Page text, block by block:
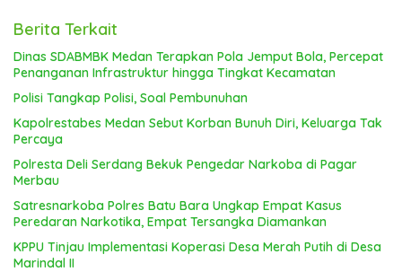
Berita Terkait
Dinas SDABMBK Medan Terapkan Pola Jemput Bola, Percepat
Penanganan Infrastruktur hingga Tingkat Kecamatan
Polisi Tangkap Polisi, Soal Pembunuhan
Kapolrestabes Medan Sebut Korban Bunuh Diri, Keluarga Tak
Percaya
Polresta Deli Serdang Bekuk Pengedar Narkoba di Pagar
Merbau
Satresnarkoba Polres Batu Bara Ungkap Empat Kasus
Peredaran Narkotika, Empat Tersangka Diamankan
KPPU Tinjau Implementasi Koperasi Desa Merah Putih di Desa
Marindal II